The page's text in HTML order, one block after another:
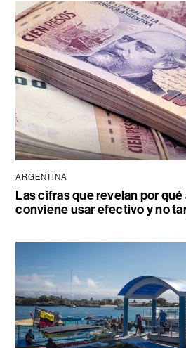
ARGENTINA
Las cifras que revelan por
conviene usar efectivo y no